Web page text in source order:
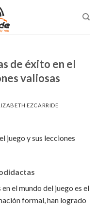
de éxito en el
valiosas
EZCARRIDE
juego y sus lecciones
el mundo del juego es el
formal, han logrado